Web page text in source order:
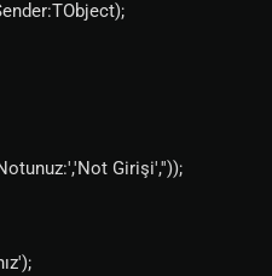
Girişi',''));